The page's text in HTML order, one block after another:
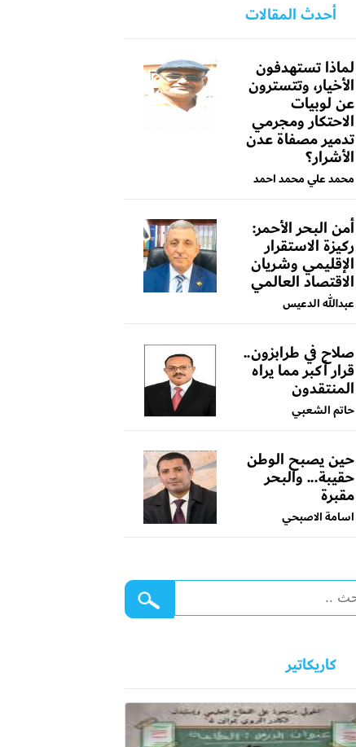
أحدث المقالات
لماذا تستهدفون
الأخيار، وتتسترون
عن لوبيات
الاحتكار ومجرمي
تدمير مصفاة عدن
الأشرار؟
محمد علي محمد احمد
أمن البحر الأحمر:
ركيزة الاستقرار
الإقليمي وشريان
الاقتصاد العالمي
عبدالله الدعيس
صلاح في طرابزون..
قرار أكبر مما يراه
المنتقدون
حاتم الشعبي
حين يصبح الوطن
حقيبة... والبحر
مقبرة
اسامة الاصبحي
كاريكاتير